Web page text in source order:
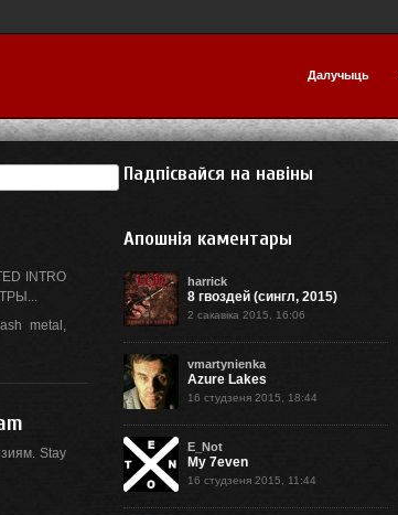
Далучыць
Падпісвайся на навіны
Апошнія каментары
harrick
8 гвоздей (сингл, 2015)
2 сакавіка 2015, 16:06
vmartynienka
Azure Lakes
16 студзеня 2015, 18:44
E_Not
My 7even
16 студзеня 2015, 11:44
INTRO
metal ,
Stay